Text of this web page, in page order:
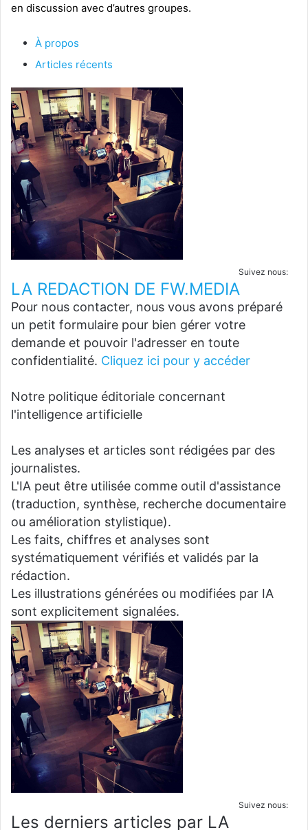
en discussion avec d’autres groupes.
À propos
Articles récents
Suivez nous:
LA REDACTION DE FW.MEDIA
Pour nous contacter, nous vous avons préparé
un petit formulaire pour bien gérer votre
demande et pouvoir l'adresser en toute
confidentialité. Cliquez ici pour y accéder
Notre politique éditoriale concernant
l'intelligence artificielle
Les analyses et articles sont rédigées par des
journalistes.
L'IA peut être utilisée comme outil d'assistance
(traduction, synthèse, recherche documentaire
ou amélioration stylistique).
Les faits, chiffres et analyses sont
systématiquement vérifiés et validés par la
rédaction.
Les illustrations générées ou modifiées par IA
sont explicitement signalées.
Suivez nous:
Les derniers articles par LA